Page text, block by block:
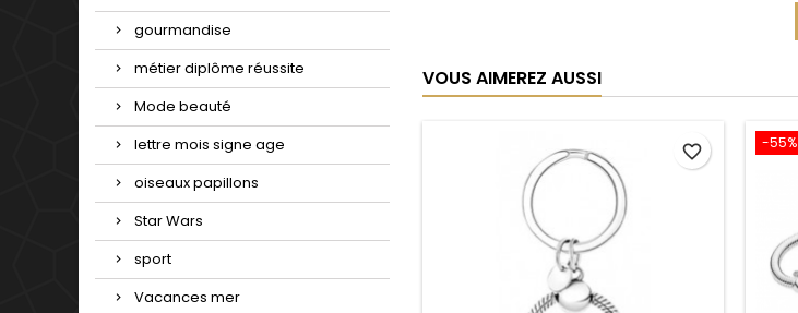
gourmandise
métier diplôme réussite
Mode beauté
lettre mois signe age
oiseaux papillons
Star Wars
sport
Vacances mer
VOUS AIMEREZ AUSSI
favorite_border -55%